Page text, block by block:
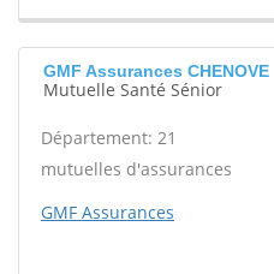
GMF Assurances CHENOVE
Mutuelle Santé Sénior
Département: 21
mutuelles d'assurances
GMF Assurances